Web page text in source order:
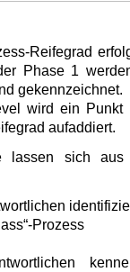
Reifegrad
Phase 1
gekennzeichnet.
wird ein
aufaddiert.
lassen sich
Prozess